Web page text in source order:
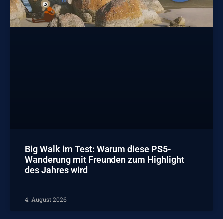
Big Walk im Test: Warum diese PS5-
Wanderung mit Freunden zum Highlight
des Jahres wird
4. August 2026